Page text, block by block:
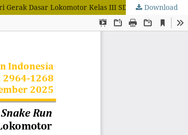
Dasar Lokomotor Kelas III SDN Karanganyar
Download